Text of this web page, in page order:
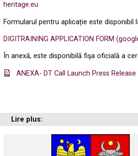
heritage.eu
Formularul pentru aplicație este disponibil
DIGITRAINING APPLICATION FORM
În anexā, este disponibilā fişa oficialā a
ANEXA- DT Call Launch Press Release
Lire plus: